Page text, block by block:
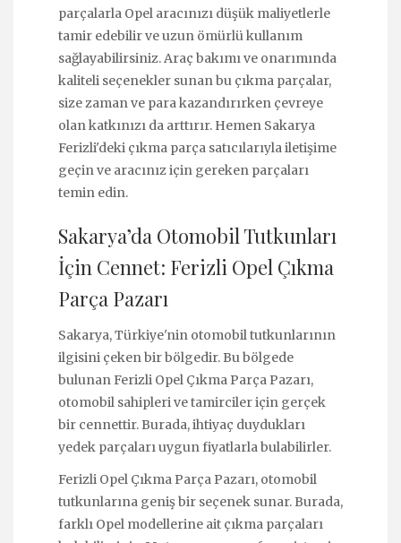
parçalarla Opel aracınızı düşük maliyetlerle
tamir edebilir ve uzun ömürlü kullanım
sağlayabilirsiniz. Araç bakımı ve onarımında
kaliteli seçenekler sunan bu çıkma parçalar,
size zaman ve para kazandırırken çevreye
olan katkınızı da arttırır. Hemen Sakarya
Ferizli'deki çıkma parça satıcılarıyla iletişime
geçin ve aracınız için gereken parçaları
temin edin.
Sakarya’da Otomobil Tutkunları
İçin Cennet: Ferizli Opel Çıkma
Parça Pazarı
Sakarya, Türkiye'nin otomobil tutkunlarının
ilgisini çeken bir bölgedir. Bu bölgede
bulunan Ferizli Opel Çıkma Parça Pazarı,
otomobil sahipleri ve tamirciler için gerçek
bir cennettir. Burada, ihtiyaç duydukları
yedek parçaları uygun fiyatlarla bulabilirler.
Ferizli Opel Çıkma Parça Pazarı, otomobil
tutkunlarına geniş bir seçenek sunar. Burada,
farklı Opel modellerine ait çıkma parçaları